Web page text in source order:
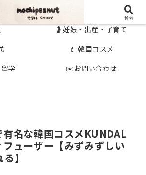
🤰妊娠・出産・子育て
💄 韓国コスメ
学
✉️お問い合わせ
有名な韓国コスメKUNDAL
フューザー【みずみずしい
】
検索